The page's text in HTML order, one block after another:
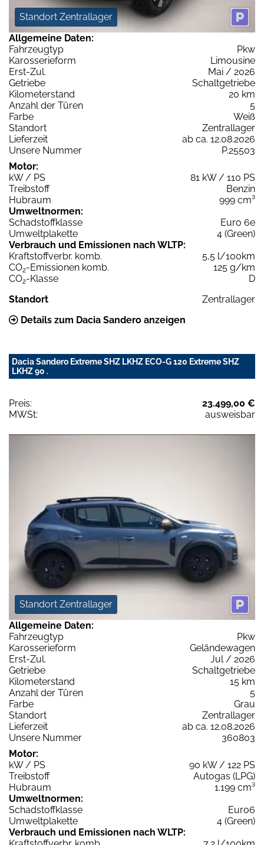
Standort Zentrallager
Allgemeine Daten:
Fahrzeugtyp
Pkw
Karosserieform
Limousine
Erst-Zul.
Mai / 2026
Getriebe
Schaltgetriebe
Kilometerstand
20 km
Anzahl der Türen
5
Farbe
Weiß
Standort
Zentrallager
Lieferzeit
ab ca. 12.08.2026
Unsere Nummer
P.25503
Motor:
kW / PS
81 kW / 110 PS
Treibstoff
Benzin
Hubraum
999 cm³
Umweltnormen:
Schadstoffklasse
Euro 6e
Umweltplakette
4 (Green)
Verbrauch und Emissionen nach WLTP:
Kraftstoffverbr. komb.
5,5 l/100km
CO2-Emissionen komb.
125 g/km
CO2-Klasse
D
Standort
Zentrallager
Details zum Dacia Sandero anzeigen
Dacia Sandero Extreme SHZ LKHZ ECO-G 120 Extreme SHZ
LKHZ 90 .
Preis:
23.499,00 €
MWSt:
ausweisbar
Standort Zentrallager
Allgemeine Daten:
Fahrzeugtyp
Pkw
Karosserieform
Geländewagen
Erst-Zul.
Jul / 2026
Getriebe
Schaltgetriebe
Kilometerstand
15 km
Anzahl der Türen
5
Farbe
Grau
Standort
Zentrallager
Lieferzeit
ab ca. 12.08.2026
Unsere Nummer
360803
Motor:
kW / PS
90 kW / 122 PS
Treibstoff
Autogas (LPG)
Hubraum
1.199 cm³
Umweltnormen:
Schadstoffklasse
Euro6
Umweltplakette
4 (Green)
Verbrauch und Emissionen nach WLTP: